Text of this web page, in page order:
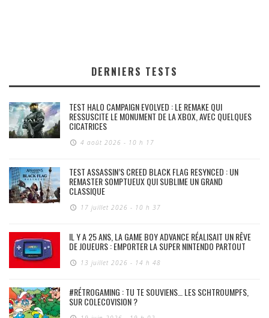
DERNIERS TESTS
TEST HALO CAMPAIGN EVOLVED : LE REMAKE QUI
RESSUSCITE LE MONUMENT DE LA XBOX, AVEC QUELQUES
CICATRICES
4 août 2026 - 10 h 17
TEST ASSASSIN’S CREED BLACK FLAG RESYNCED : UN
REMASTER SOMPTUEUX QUI SUBLIME UN GRAND
CLASSIQUE
17 juillet 2026 - 10 h 37
IL Y A 25 ANS, LA GAME BOY ADVANCE RÉALISAIT UN RÊVE
DE JOUEURS : EMPORTER LA SUPER NINTENDO PARTOUT
13 juillet 2026 - 14 h 48
#RÉTROGAMING : TU TE SOUVIENS… LES SCHTROUMPFS,
SUR COLECOVISION ?